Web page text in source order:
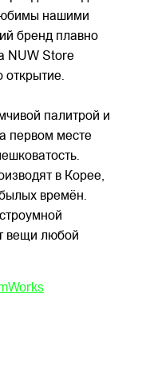
нашими
бренд плавно
NUW Store
открытие.
палитрой и
первом месте
в Корее,
времён.
вещи любой